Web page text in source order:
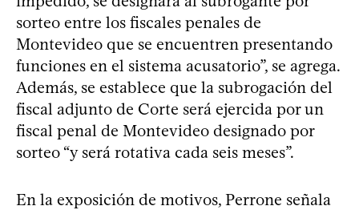
sorteo entre los fiscales penales de
Montevideo que se encuentren presentando
funciones en el sistema acusatorio”, se agrega.
Además, se establece que la subrogación del
fiscal adjunto de Corte será ejercida por un
fiscal penal de Montevideo designado por
sorteo “y será rotativa cada seis meses”.
En la exposición de motivos, Perrone señala